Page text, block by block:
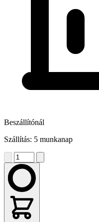
Beszállítónál
Szállítás: 5 munkanap